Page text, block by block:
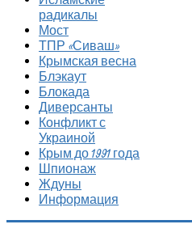
радикалы
Мост
ТПР «Сиваш»
Крымская весна
Блэкаут
Блокада
Диверсанты
Конфликт с
Украиной
Крым до 1991 года
Шпионаж
Ждуны
Информация